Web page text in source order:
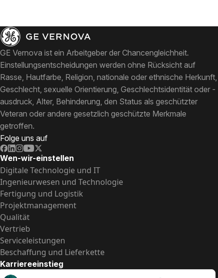
GE Vernova ist ein Arbeitgeber der Chancengleichheit.
Einstellungsentscheidungen werden ohne Rücksicht auf
Rasse, Hautfarbe, Religion, nationale oder ethnische Herkunft,
Geschlecht, sexuelle Orientierung, Geschlechtsidentität oder -
ausdruck, Alter, Behinderung, den Status als geschützter
Veteran oder andere gesetzlich geschützte Merkmale
getroffen.
Folge uns auf
Wen-wir-einstellen
Digitale Technologie und IT
Ingenieurwesen und Technologie
Fertigung und Logistik
Projektmanagement
Qualität
Vertrieb
Serviceleistungen
Beschaffung und Lieferkette
Karriereeinstieg